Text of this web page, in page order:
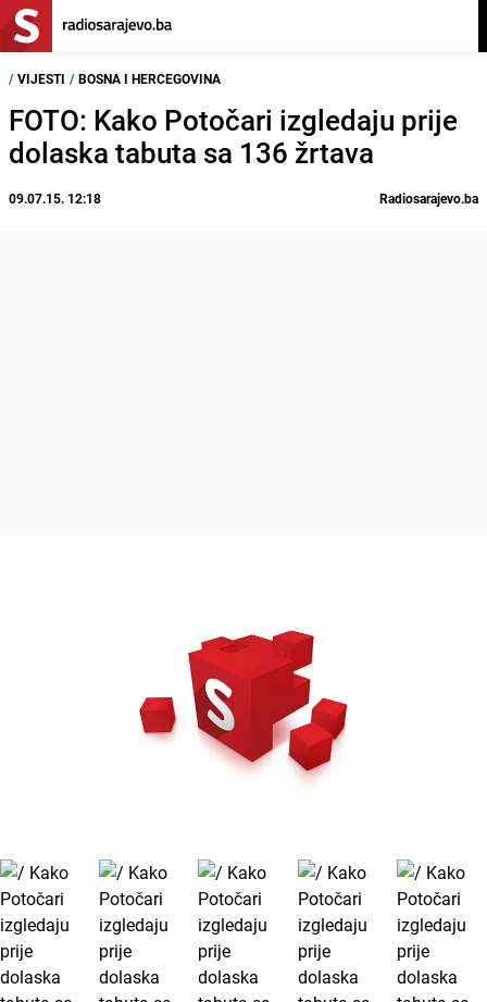
/ VIJESTI / BOSNA I HERCEGOVINA
FOTO: Kako Potočari izgledaju prije
dolaska tabuta sa 136 žrtava
09.07.15. 12:18 Radiosarajevo.ba